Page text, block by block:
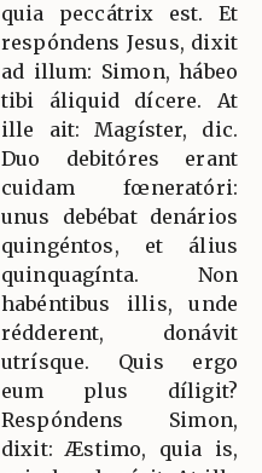
quia peccátrix est. Et
respóndens Jesus, dixit
ad illum: Simon, hábeo
tibi áliquid dícere. At
ille ait: Magíster, dic.
Duo debitóres erant
cuidam fœneratóri:
unus debébat denários
quingéntos, et álius
quinquagínta. Non
habéntibus illis, unde
rédderent, donávit
utrísque. Quis ergo
eum plus díligit?
Respóndens Simon,
dixit: Æstimo, quia is,